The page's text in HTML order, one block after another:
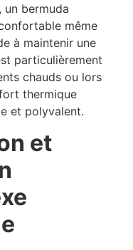
un bermuda
même
à maintenir une
particulièrement
chauds ou lors
thermique
et polyvalent.
et